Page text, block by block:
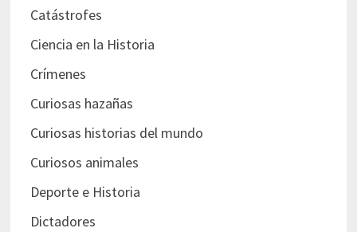
Catástrofes
Ciencia en la Historia
Crímenes
Curiosas hazañas
Curiosas historias del mundo
Curiosos animales
Deporte e Historia
Dictadores